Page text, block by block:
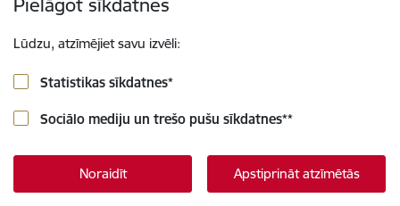
Pielāgot sīkdatnes
Lūdzu, atzīmējiet savu izvēli:
Statistikas sīkdatnes*
Sociālo mediju un trešo pušu sīkdatnes**
Noraidīt Apstiprināt atzīmētās